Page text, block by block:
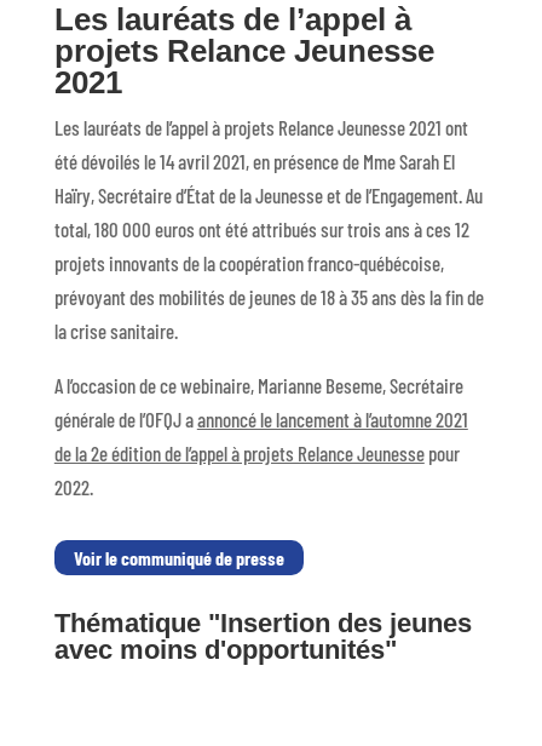
Les lauréats de l’appel à
projets Relance Jeunesse
2021
Les lauréats de l’appel à projets Relance Jeunesse 2021 ont
été dévoilés le 14 avril 2021, en présence de Mme Sarah El
Haïry, Secrétaire d’État de la Jeunesse et de l’Engagement. Au
total, 180 000 euros ont été attribués sur trois ans à ces 12
projets innovants de la coopération franco-québécoise,
prévoyant des mobilités de jeunes de 18 à 35 ans dès la fin de
la crise sanitaire.
A l’occasion de ce webinaire, Marianne Beseme, Secrétaire
générale de l’OFQJ aannoncé le lancement à l’automne 2021
de la 2e édition de l’appel à projets Relance Jeunessepour
2022.
Voir le communiqué de presse
Thématique "Insertion des jeunes
avec moins d'opportunités"